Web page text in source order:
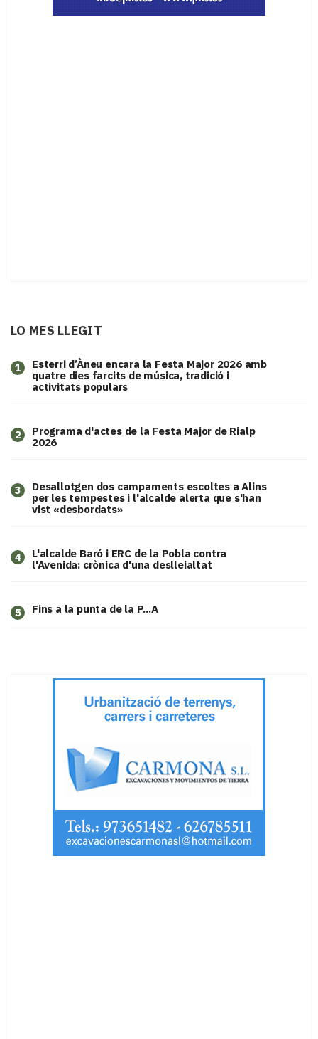
LO MÉS LLEGIT
1
Esterri d’Àneu encara la Festa Major 2026 amb
quatre dies farcits de música, tradició i
activitats populars
2
Programa d'actes de la Festa Major de Rialp
2026
3
​Desallotgen dos campaments escoltes a Alins
per les tempestes i l'alcalde alerta que s'han
vist «desbordats»
4
L'alcalde Baró i ERC de la Pobla contra
l'Avenida: crònica d'una deslleialtat
5 Fins a la punta de la P...A